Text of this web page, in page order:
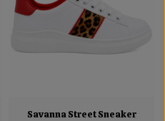
Savanna Street Sneaker